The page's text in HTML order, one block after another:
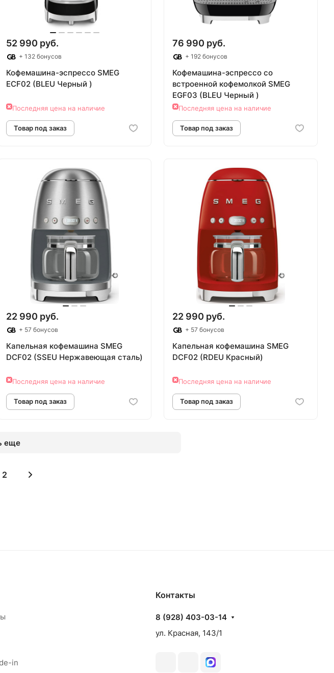
52 990 руб.
+ 132 бонусов
Кофемашина-эспрессо SMEG
ECF02 (BLEU Черный )
Последняя цена на наличие
Товар под заказ
76 990 руб.
+ 192 бонусов
Кофемашина-эспрессо со
встроенной кофемолкой SMEG
EGF03 (BLEU Черный )
Последняя цена на наличие
Товар под заказ
22 990 руб.
+ 57 бонусов
Капельная кофемашина SMEG
DCF02 (SSEU Нержавеющая сталь)
Последняя цена на наличие
22 990 руб.
+ 57 бонусов
Капельная кофемашина SMEG
DCF02 (RDEU Красный)
Последняя цена на наличие
еще
2
in
Контакты
8 (928) 403-03-14
ул. Красная, 143/1